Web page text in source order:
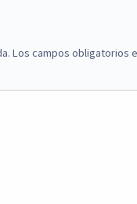
Los campos obligatorios